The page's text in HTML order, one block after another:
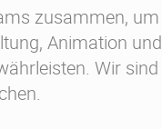
zusammen, um
Animation und
Wir sind